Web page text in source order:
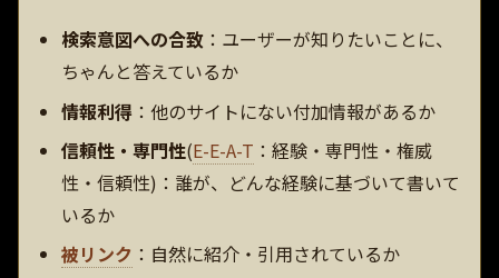
検索意図への合致 ：ユーザーが知りたいことに、
ちゃんと答えているか
情報利得 ：他のサイトにない付加情報があるか
信頼性・専門性(E-E-A-T ：経験・専門性・権威
性・信頼性)：誰が、どんな経験に基づいて書いて
いるか
被リンク ：自然に紹介・引用されているか